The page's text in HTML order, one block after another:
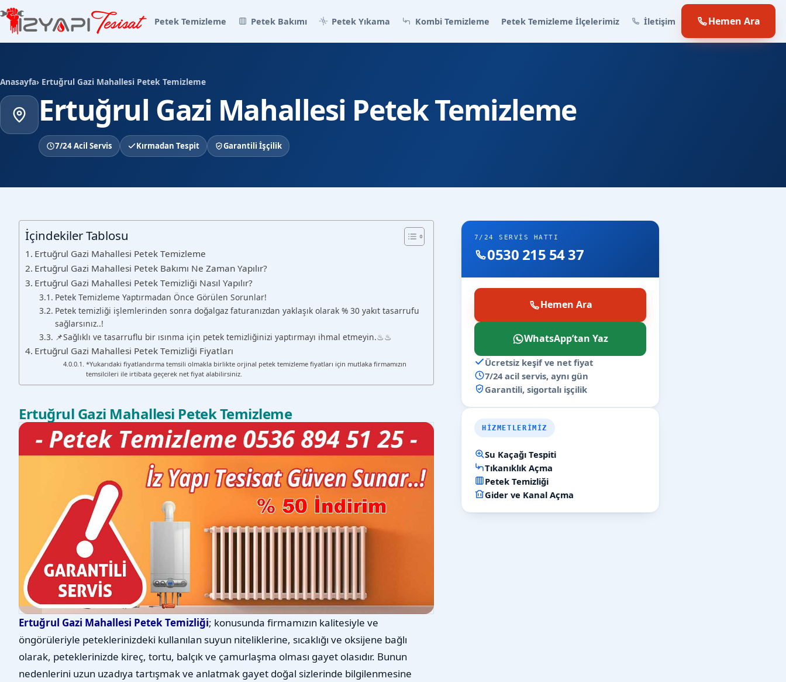
Petek Temizleme Petek Bakımı Petek Yıkama Kombi Temizleme Petek Temizleme İlçelerimiz İletişim Hemen Ara
Anasayfa› Ertuğrul Gazi Mahallesi Petek Temizleme
Ertuğrul Gazi Mahallesi Petek Temizleme
7/24 Acil Servis Kırmadan Tespit Garantili İşçilik
İçindekiler Tablosu
Ertuğrul Gazi Mahallesi Petek Temizleme
Ertuğrul Gazi Mahallesi Petek Bakımı Ne Zaman Yapılır?
Ertuğrul Gazi Mahallesi Petek Temizliği Nasıl Yapılır?
Petek Temizleme Yaptırmadan Önce Görülen Sorunlar!
Petek temizliği işlemlerinden sonra doğalgaz faturanızdan yaklaşık olarak % 30 yakıt tasarrufu
sağlarsınız..!
📌Sağlıklı ve tasarruflu bir ısınma için petek temizliğinizi yaptırmayı ihmal etmeyin.♨♨
Ertuğrul Gazi Mahallesi Petek Temizliği Fiyatları
*Yukarıdaki fiyatlandırma temsili olmakla birlikte orjinal petek temizleme fiyatları için mutlaka firmamızın
temsilcileri ile irtibata geçerek net fiyat alabilirsiniz.
Ertuğrul Gazi Mahallesi Petek Temizleme
Ertuğrul Gazi Mahallesi Petek Temizliği; konusunda firmamızın kalitesiyle ve
öngörüleriyle peteklerinizdeki kullanılan suyun niteliklerine, sıcaklığı ve oksijene bağlı
olarak, peteklerinizde kireç, tortu, balçık ve çamurlaşma olması gayet olasıdır. Bunun
nedenlerini uzun uzadıya tartışmak ve anlatmak gayet doğal sizlerinde bilgilenmesine
7/24 SERVIS HATTI
0530 215 54 37
Hemen Ara
WhatsApp’tan Yaz
Ücretsiz keşif ve net fiyat
7/24 acil servis, aynı gün
Garantili, sigortalı işçilik
HIZMETLERIMIZ
Su Kaçağı Tespiti
Tıkanıklık Açma
Petek Temizliği
Gider ve Kanal Açma